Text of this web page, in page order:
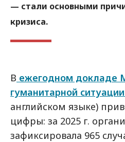
— стали основными
кризиса.
В ежегодном докладе
гуманитарной
английском языке)
цифры: за 2025 г.
зафиксировала 965